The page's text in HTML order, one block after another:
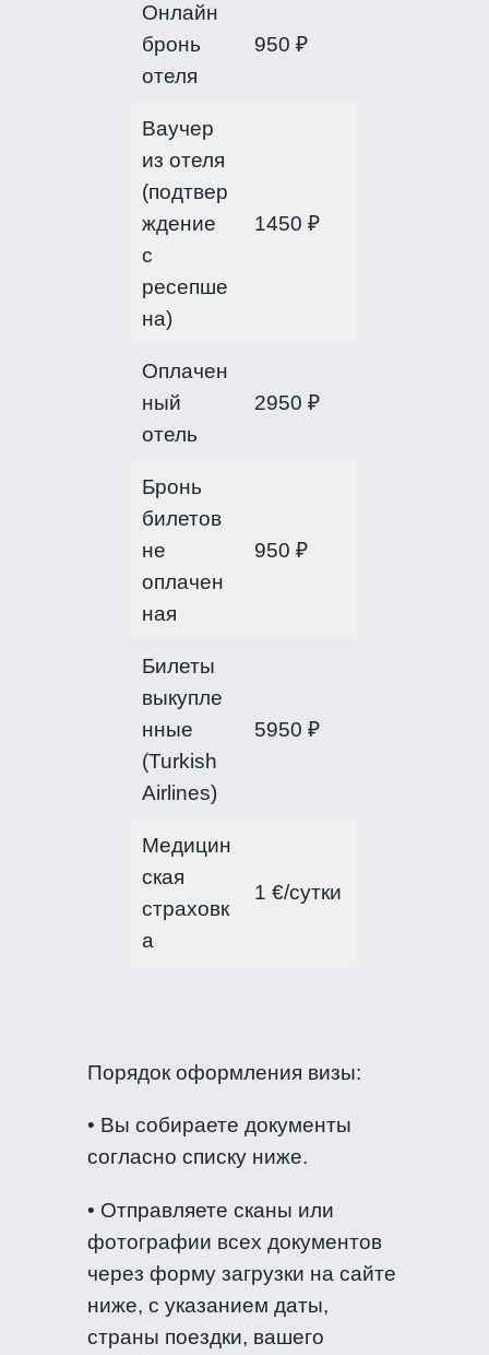
Онлайн
бронь
отеля
950 ₽
Ваучер
из отеля
(подтвер
ждение
с
ресепше
на)
1450 ₽
Оплачен
ный
отель
2950 ₽
Бронь
билетов
не
оплачен
ная
950 ₽
Билеты
выкупле
нные
(Turkish
Airlines)
5950 ₽
Медицин
ская
страховк
а
1 €/сутки
Порядок оформления визы:
• Вы собираете документы
согласно списку ниже.
• Отправляете сканы или
фотографии всех документов
через форму загрузки на сайте
ниже, с указанием даты,
страны поездки, вашего